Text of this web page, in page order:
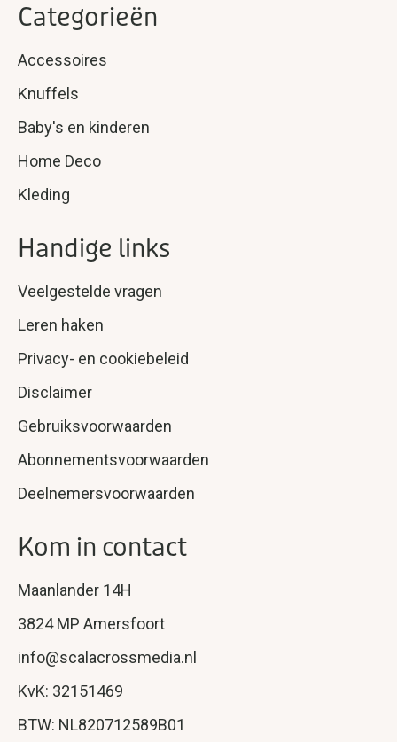
Categorieën
Accessoires
Knuffels
Baby's en kinderen
Home Deco
Kleding
Handige links
Veelgestelde vragen
Leren haken
Privacy- en cookiebeleid
Disclaimer
Gebruiksvoorwaarden
Abonnementsvoorwaarden
Deelnemersvoorwaarden
Kom in contact
Maanlander 14H
3824 MP Amersfoort
info@scalacrossmedia.nl
KvK: 32151469
BTW: NL820712589B01